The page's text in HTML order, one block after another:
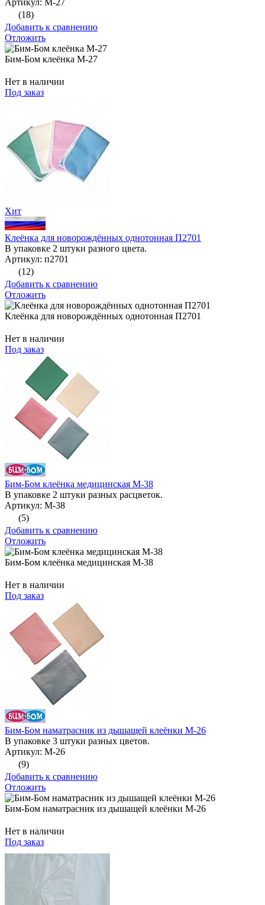
Артикул: М-27
(18)
Добавить к сравнению
Отложить
Бим-Бом клеёнка М-27
Нет в наличии
Под заказ
Хит
Клеёнка для новорождённых однотонная П2701
В упаковке 2 штуки разного цвета.
Артикул: п2701
(12)
Добавить к сравнению
Отложить
Клеёнка для новорождённых однотонная П2701
Нет в наличии
Под заказ
Бим-Бом клеёнка медицинская М-38
В упаковке 2 штуки разных расцветок.
Артикул: М-38
(5)
Добавить к сравнению
Отложить
Бим-Бом клеёнка медицинская М-38
Нет в наличии
Под заказ
Бим-Бом наматрасник из дышащей клеёнки М-26
В упаковке 3 штуки разных цветов.
Артикул: М-26
(9)
Добавить к сравнению
Отложить
Бим-Бом наматрасник из дышащей клеёнки М-26
Нет в наличии
Под заказ